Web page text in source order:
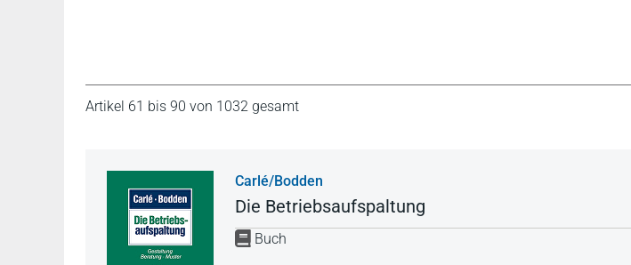
Artikel 61 bis 90 von 1032 gesamt
Carlé/Bodden
Die Betriebsaufspaltung
Buch